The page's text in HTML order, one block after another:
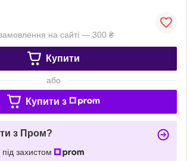
на сайті — 300 ₴
Купити
або
Купити з
з Пром?
захистом